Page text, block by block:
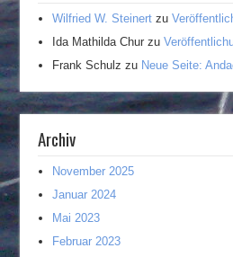
Wilfried W. Steinert zu
Ida Mathilda Chur zu
Frank Schulz zu Neue Seite:
Archiv
November 2025
Januar 2024
Mai 2023
Februar 2023